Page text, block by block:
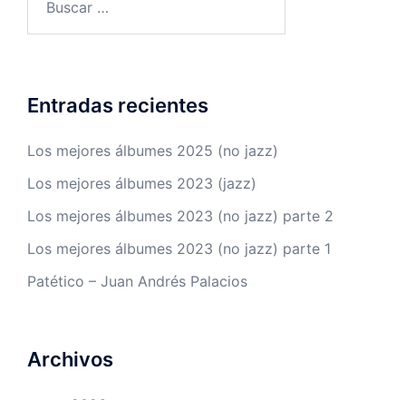
Entradas recientes
Los mejores álbumes 2025 (no jazz)
Los mejores álbumes 2023 (jazz)
Los mejores álbumes 2023 (no jazz) parte 2
Los mejores álbumes 2023 (no jazz) parte 1
Patético – Juan Andrés Palacios
Archivos